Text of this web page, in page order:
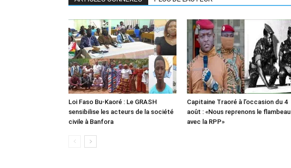
Loi Faso Bu-Kaoré : Le GRASH
sensibilise les acteurs de la société
civile à Banfora
Capitaine Traoré à l’occasion du 4
août : «Nous reprenons le flambeau
avec la RPP»